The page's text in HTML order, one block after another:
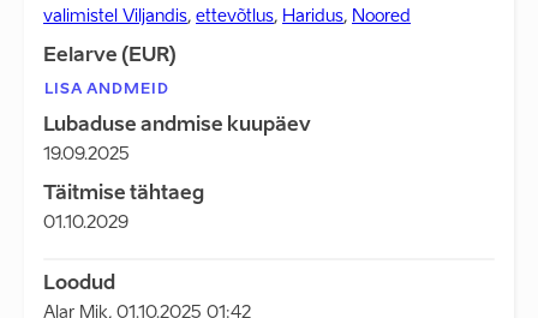
valimistel Viljandis, ettevõtlus, Haridus, Noored
Eelarve (EUR)
LISA ANDMEID
Lubaduse andmise kuupäev
19.09.2025
Täitmise tähtaeg
01.10.2029
Loodud
Alar Mik, 01.10.2025 01:42